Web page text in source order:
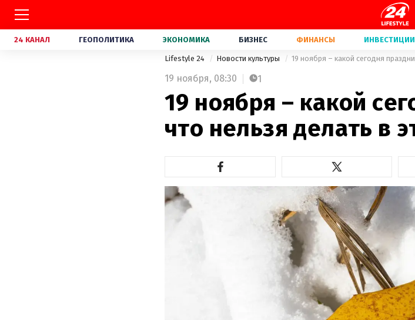
24 КАНАЛ ГЕОПОЛИТИКА ЭКОНОМИКА БИЗНЕС ФИНАНСЫ ИНВЕСТИЦИИ
Lifestyle 24 Новости культуры 19 ноября – какой сегодня
19 ноября, 08:30 1
19 ноября – какой
что нельзя делать в